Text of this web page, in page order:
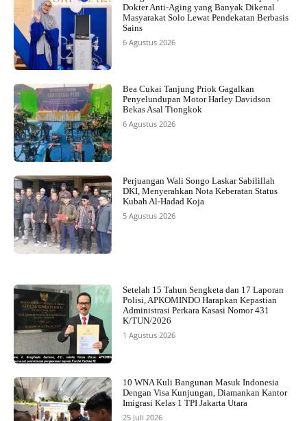
Dokter Anti-Aging yang Banyak Dikenal
Masyarakat Solo Lewat Pendekatan Berbasis
Sains
6 Agustus 2026
Bea Cukai Tanjung Priok Gagalkan
Penyelundupan Motor Harley Davidson
Bekas Asal Tiongkok
6 Agustus 2026
Perjuangan Wali Songo Laskar Sabilillah
DKI, Menyerahkan Nota Keberatan Status
Kubah Al-Hadad Koja
5 Agustus 2026
Setelah 15 Tahun Sengketa dan 17 Laporan
Polisi, APKOMINDO Harapkan Kepastian
Administrasi Perkara Kasasi Nomor 431
K/TUN/2026
1 Agustus 2026
10 WNA Kuli Bangunan Masuk Indonesia
Dengan Visa Kunjungan, Diamankan Kantor
Imigrasi Kelas 1 TPI Jakarta Utara
25 Juli 2026